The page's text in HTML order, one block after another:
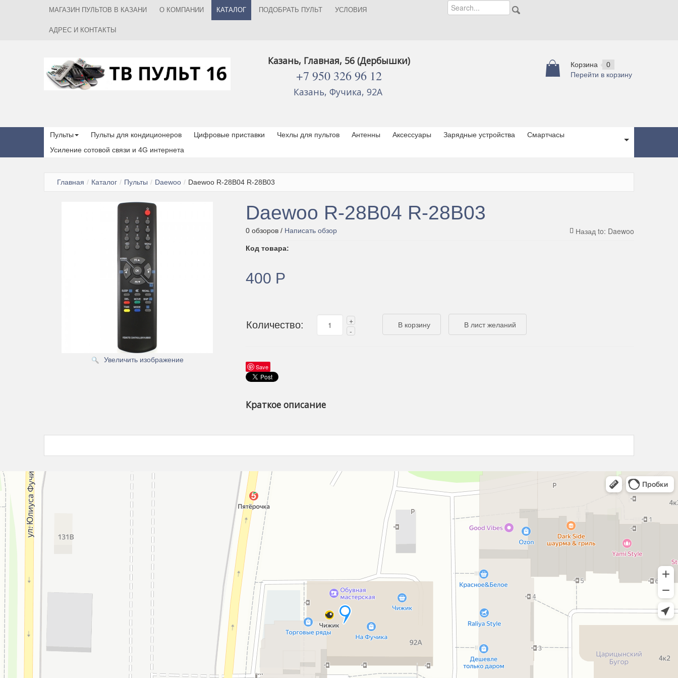
МАГАЗИН ПУЛЬТОВ В КАЗАНИ О КОМПАНИИ КАТАЛОГ ПОДОБРАТЬ ПУЛЬТ УСЛОВИЯ
АДРЕС И КОНТАКТЫ
Казань, Главная, 56 (Дербышки)
+7 950 326 96 12
Казань, Фучика, 92А
Корзина
0
Перейти в корзину
Пульты Пульты для кондиционеров Цифровые приставки Чехлы для пультов Антенны Аксессуары Зарядные устройства
Смартчасы
Усиление сотовой связи и 4G интернета
Главная / Каталог / Пульты / Daewoo / Daewoo R-28B04 R-28B03
Увеличить изображение
Daewoo R-28B04 R-28B03
0 обзоров / Написать обзор
Код товара:
400 Р
Количество:
Save
Краткое описание